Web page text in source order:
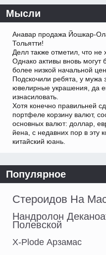
Мысли
Анавар продажа Йошкар-
Тольятти!
Делл также отметил, что не
Однако активы вновь могут
более низкой начальной
Подскочили ребята, у
ювелирные украшения, да
изнасиловать.
Хотя конечно правильней
портфеле корзину валют,
основных валют: доллар,
йена, с недавних пор в эту
китайский юань.
Популярное
Стероидов На
Нандролон
Полевской
X-Plode Арзамас